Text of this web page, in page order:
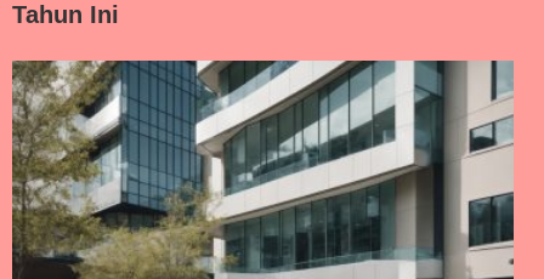
Tahun Ini